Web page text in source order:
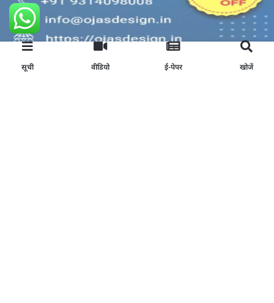
सूची वीडियो ई-पेपर खोजें